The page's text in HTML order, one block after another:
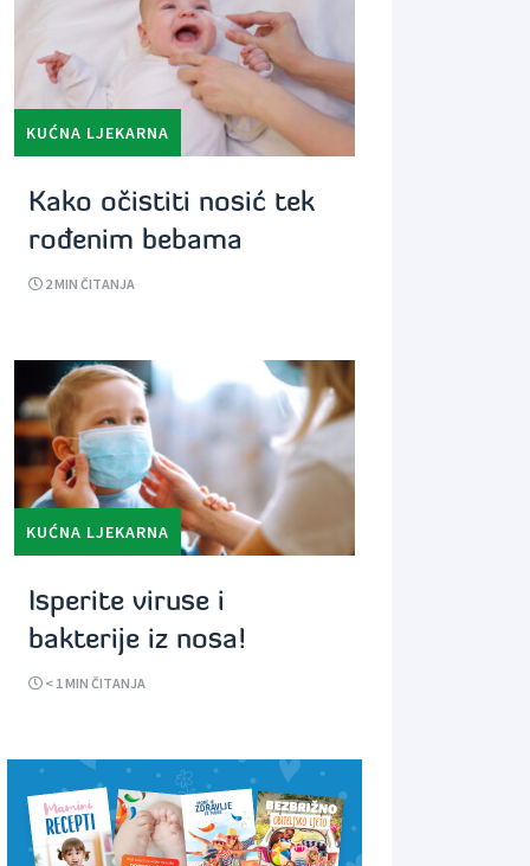
KUĆNA LJEKARNA
Kako očistiti nosić tek
rođenim bebama
2MIN ČITANJA
KUĆNA LJEKARNA
Isperite viruse i
bakterije iz nosa!
< 1 MIN ČITANJA